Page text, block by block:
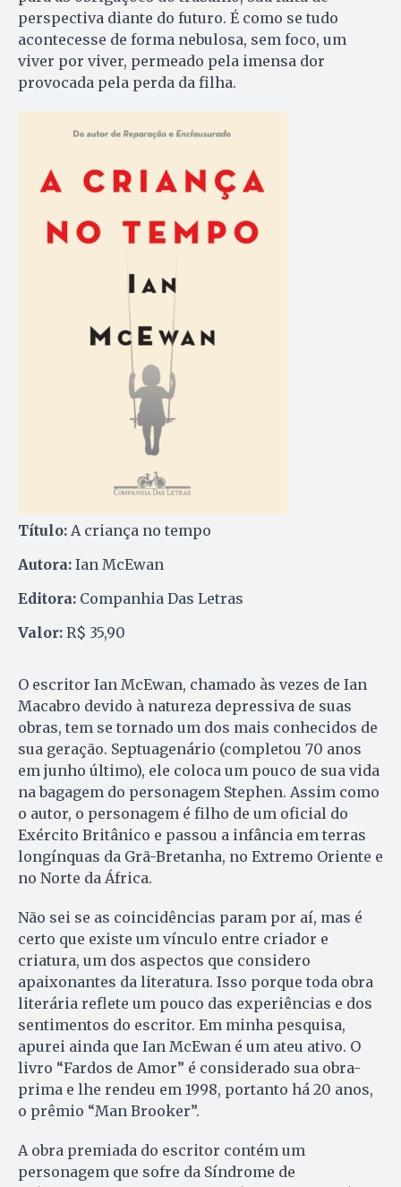
perspectiva diante do futuro. É como se tudo
acontecesse de forma nebulosa, sem foco, um
viver por viver, permeado pela imensa dor
provocada pela perda da filha.
Título: A criança no tempo
Autora: Ian McEwan
Editora: Companhia Das Letras
Valor: R$ 35,90
O escritor Ian McEwan, chamado às vezes de Ian
Macabro devido à natureza depressiva de suas
obras, tem se tornado um dos mais conhecidos de
sua geração. Septuagenário (completou 70 anos
em junho último), ele coloca um pouco de sua vida
na bagagem do personagem Stephen. Assim como
o autor, o personagem é filho de um oficial do
Exército Britânico e passou a infância em terras
longínquas da Grã-Bretanha, no Extremo Oriente e
no Norte da África.
Não sei se as coincidências param por aí, mas é
certo que existe um vínculo entre criador e
criatura, um dos aspectos que considero
apaixonantes da literatura. Isso porque toda obra
literária reflete um pouco das experiências e dos
sentimentos do escritor. Em minha pesquisa,
apurei ainda que Ian McEwan é um ateu ativo. O
livro “Fardos de Amor” é considerado sua obra-
prima e lhe rendeu em 1998, portanto há 20 anos,
o prêmio “Man Brooker”.
A obra premiada do escritor contém um
personagem que sofre da Síndrome de